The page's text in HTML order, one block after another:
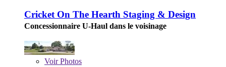
Cricket On The Hearth Staging & Design
Concessionnaire U-Haul dans le voisinage
VoirPhotos